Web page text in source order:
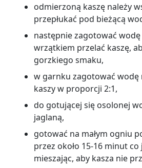
odmierzoną kaszę należy
przepłukać pod bieżącą
następnie zagotować
wrzątkiem przelać kaszę,
gorzkiego smaku,
w garnku zagotować wodę
kaszy w proporcji 2:1,
do gotującej się osolonej
jaglaną,
gotować na małym ogniu
przez około 15-16 minut
mieszając, aby kasza nie